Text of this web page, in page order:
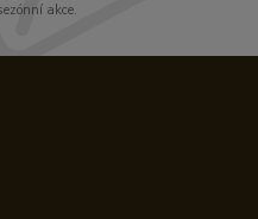
akce.